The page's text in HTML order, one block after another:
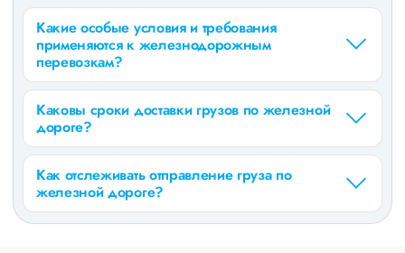
Какие особые условия и требования
применяются к железнодорожным
перевозкам?
Каковы сроки доставки грузов по железной
дороге?
Как отслеживать отправление груза по
железной дороге?